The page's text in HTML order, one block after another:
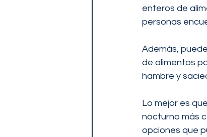
enteros de
personas
Además,
de alimentos
hambre y
Lo mejor es
nocturno más
opciones que